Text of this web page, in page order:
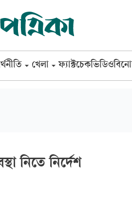
খেলা ফ্যাক্টচেকভিডিও
নিতে নির্দেশ